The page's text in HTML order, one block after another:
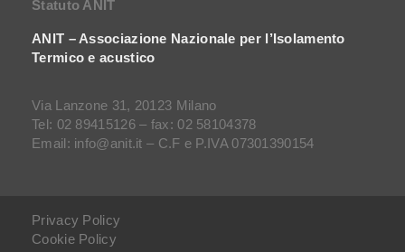
Statuto ANIT
ANIT – Associazione Nazionale per l’Isolamento
Termico e acustico
Via Lanzone 31, 20123 Milano
Tel: 02 89415126 – fax: 02 58104378
Email: info@anit.it – C.F e P.IVA 07301390154
Privacy Policy
Cookie Policy